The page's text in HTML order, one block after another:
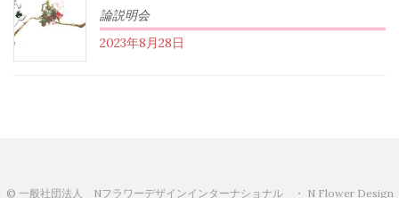
論説明会
2023年8月28日
© 一般社団法人 Nフラワーデザインインターナショナル ・ N Flower Design